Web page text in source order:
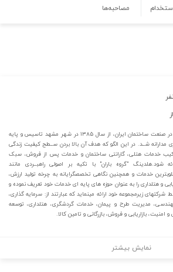
مصاحبه‌ها
گروه باران، به عنوان گروهی پیشرو در صنعت ساختمان ایران، از سال ۱۳۸۵ در شهر مشهد تاسیس و پایه
مدارانه شــد. در این الگو که هدف آن بالا بردن ســطح کیفیت زندگی
خدمات هتلی، گارانتی ساختمان و خدمات پس از فروش، سبک
شود.هلدینگ "گروه باران" با تکیه بر اصولی راهبــردی مانند
خدمات و همچنین نگاهی تخصصگرایانه به چرخه تولید ارزش،
و هتلداری را به عنوان حوزه های پایه ای خدمات خود تعریف نموده و
زیرمجموعه خود ارائه مینماید که عبارتند از: سرمایه گذاری،
مدیریت طرح و پیمان، خدمات گردشگری، هتلداری، توسعه
بازاریابی و فروش، بازرگانی و تامین کالا.
نمایش بیشتر